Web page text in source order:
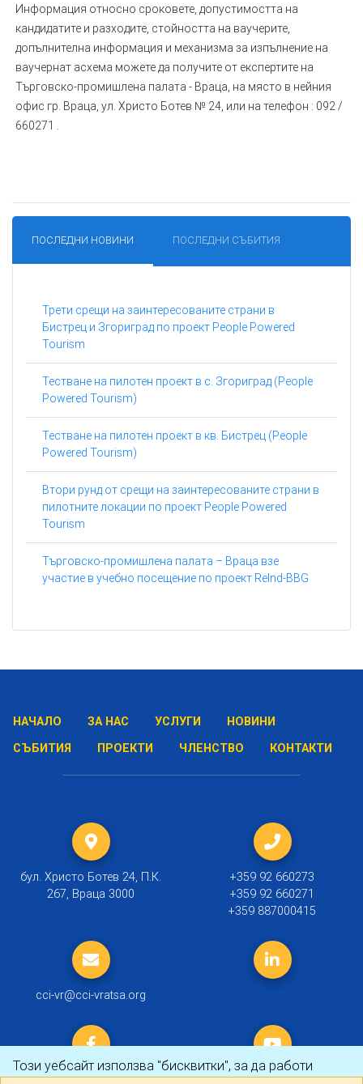
Този уебсайт използва "бисквитки", за да работи
Информация относно сроковете, допустимостта на
кандидатите и разходите, стойността на ваучерите,
допълнителна информация и механизма за изпълнение на
ваучернат асхема можете да получите от експертите на
Търговско-промишлена палата - Враца, на място в нейния
офис гр. Враца, ул. Христо Ботев № 24, или на телефон : 092 /
660271 .
ПОСЛЕДНИ НОВИНИ ПОСЛЕДНИ СЪБИТИЯ
Трети срещи на заинтересованите страни в
Бистрец и Згориград по проект People Powered
Tourism
Тестване на пилотен проект в с. Згориград (People
Powered Tourism)
Тестване на пилотен проект в кв. Бистрец (People
Powered Tourism)
Втори рунд от срещи на заинтересованите страни в
пилотните локации по проект People Powered
Tourism
Търговско-промишлена палата – Враца взе
участие в учебно посещение по проект ReInd-BBG
НАЧАЛО ЗА НАС УСЛУГИ
НОВИНИ
СЪБИТИЯ
ПРОЕКТИ ЧЛЕНСТВО КОНТАКТИ
бул. Христо Ботев 24, П.К.
267, Враца 3000
+359 92 660273
+359 92 660271
+359 887000415
cci-vr@cci-vratsa.org